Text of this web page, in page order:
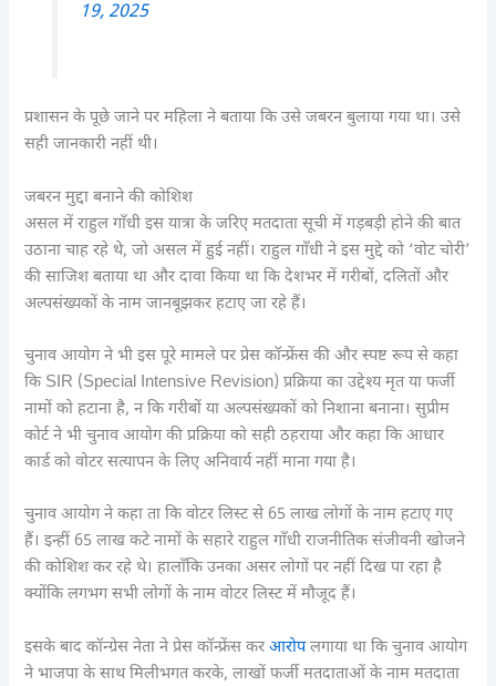
19, 2025
प्रशासन के पूछे जाने पर महिला ने बताया कि उसे जबरन बुलाया गया था। उसे
सही जानकारी नहीं थी।
जबरन मुद्दा बनाने की कोशिश
असल में राहुल गाँधी इस यात्रा के जरिए मतदाता सूची में गड़बड़ी होने की बात
उठाना चाह रहे थे, जो असल में हुई नहीं। राहुल गाँधी ने इस मुद्दे को ‘वोट चोरी’
की साजिश बताया था और दावा किया था कि देशभर में गरीबों, दलितों और
अल्पसंख्यकों के नाम जानबूझकर हटाए जा रहे हैं।
चुनाव आयोग ने भी इस पूरे मामले पर प्रेस कॉन्फ्रेंस की और स्पष्ट रूप से कहा
कि SIR (Special Intensive Revision) प्रक्रिया का उद्देश्य मृत या फर्जी
नामों को हटाना है, न कि गरीबों या अल्पसंख्यकों को निशाना बनाना। सुप्रीम
कोर्ट ने भी चुनाव आयोग की प्रक्रिया को सही ठहराया और कहा कि आधार
कार्ड को वोटर सत्यापन के लिए अनिवार्य नहीं माना गया है।
चुनाव आयोग ने कहा ता कि वोटर लिस्ट से 65 लाख लोगों के नाम हटाए गए
हैं। इन्हीं 65 लाख कटे नामों के सहारे राहुल गाँधी राजनीतिक संजीवनी खोजने
की कोशिश कर रहे थे। हालाँकि उनका असर लोगों पर नहीं दिख पा रहा है
क्योंकि लगभग सभी लोगों के नाम वोटर लिस्ट में मौजूद हैं।
इसके बाद कॉन्ग्रेस नेता ने प्रेस कॉन्फ्रेंस करआरोपलगाया था कि चुनाव आयोग
ने भाजपा के साथ मिलीभगत करके, लाखों फर्जी मतदाताओं के नाम मतदाता